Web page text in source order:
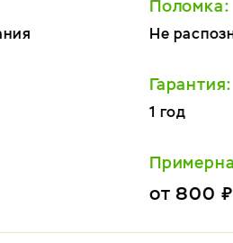
Не распознает кофе
Примерная стоимость:
от 800 ₽ — до 2800 ₽